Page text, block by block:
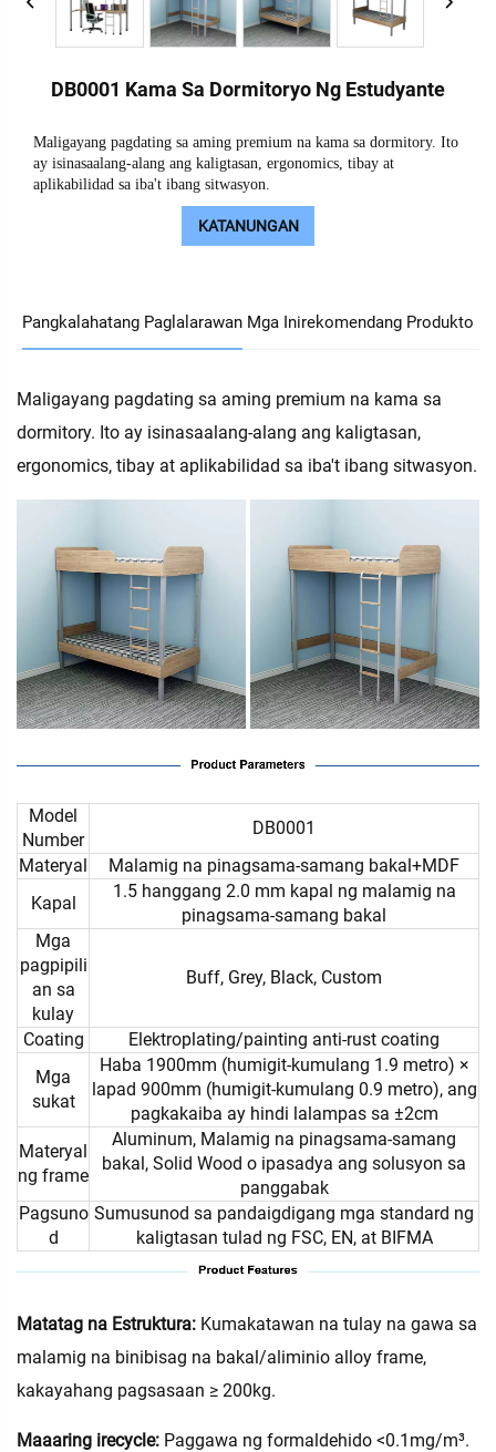
DB0001 Kama Sa Dormitoryo Ng Estudyante
Maligayang pagdating sa aming premium na kama sa dormitory. Ito
ay isinasaalang-alang ang kaligtasan, ergonomics, tibay at
aplikabilidad sa iba't ibang sitwasyon.
KATANUNGAN
Pangkalahatang Paglalarawan Mga Inirekomendang Produkto
Maligayang pagdating sa aming premium na kama sa
dormitory. Ito ay isinasaalang-alang ang kaligtasan,
ergonomics, tibay at aplikabilidad sa iba't ibang sitwasyon.
Model
Number
DB0001
Materyal
Malamig na pinagsama-samang bakal+MDF
Kapal
1.5 hanggang 2.0 mm kapal ng malamig na
pinagsama-samang bakal
Mga
pagpipili
an sa
kulay
Buff, Grey, Black, Custom
Coating
Elektroplating/painting anti-rust coating
Mga
sukat
Haba 1900mm (humigit-kumulang 1.9 metro) ×
lapad 900mm (humigit-kumulang 0.9 metro), ang
pagkakaiba ay hindi lalampas sa ±2cm
Materyal
ng frame
Aluminum, Malamig na pinagsama-samang
bakal, Solid Wood o ipasadya ang solusyon sa
panggabak
Pagsuno
d
Sumusunod sa pandaigdigang mga standard ng
kaligtasan tulad ng FSC, EN, at BIFMA
Matatag na Estruktura: Kumakatawan na tulay na gawa sa
malamig na binibisag na bakal/aliminio alloy frame,
kakayahang pagsasaan ≥ 200kg.
Maaaring irecycle: Paggawa ng formaldehido <0.1mg/m³.